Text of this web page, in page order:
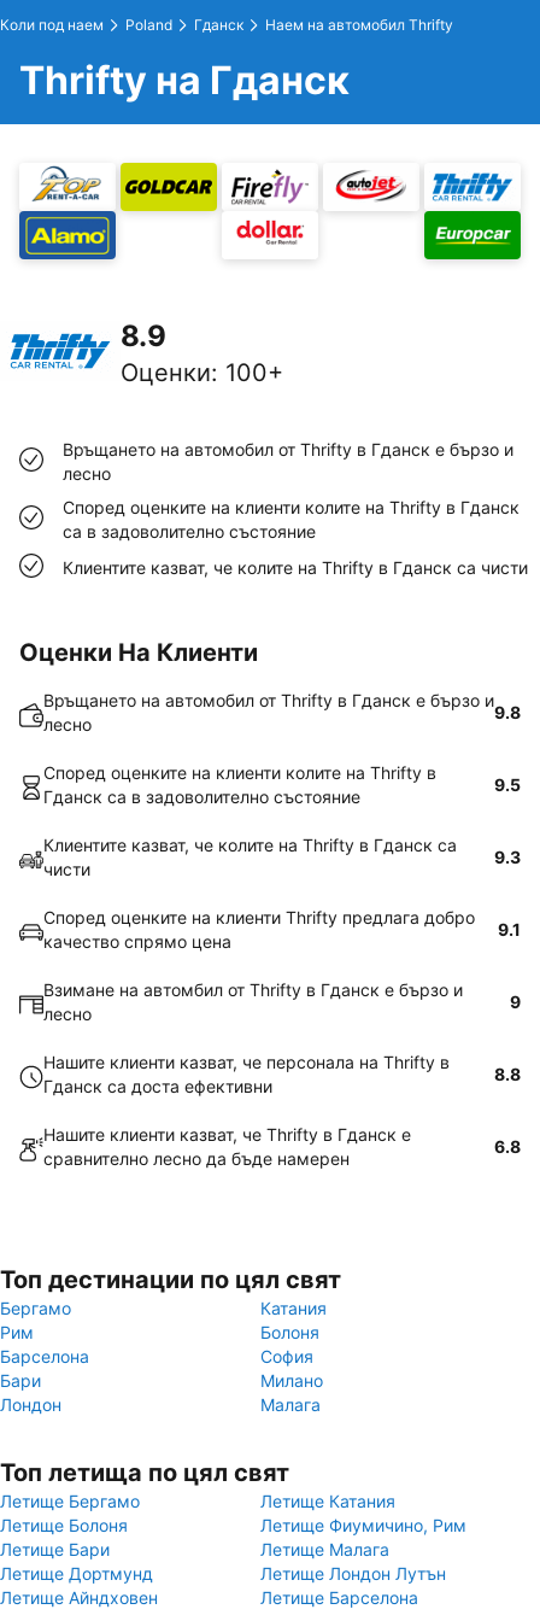
Коли под наем Poland Гданск Наем на автомобил Thrifty
Thrifty на Гданск
8.9
Оценки: 100+
Връщането на автомобил от Thrifty в Гданск е бързо и
лесно
Според оценките на клиенти колите на Thrifty в Гданск
са в задоволително състояние
Клиентите казват, че колите на Thrifty в Гданск са чисти
Оценки На Клиенти
Връщането на автомобил от Thrifty в Гданск е бързо и
лесно
9.8
Според оценките на клиенти колите на Thrifty в
Гданск са в задоволително състояние
9.5
Клиентите казват, че колите на Thrifty в Гданск са
чисти
9.3
Според оценките на клиенти Thrifty предлага добро
качество спрямо цена
9.1
Взимане на автомбил от Thrifty в Гданск е бързо и
лесно
9
Нашите клиенти казват, че персонала на Thrifty в
Гданск са доста ефективни
8.8
Нашите клиенти казват, че Thrifty в Гданск е
сравнително лесно да бъде намерен
6.8
Топ дестинации по цял свят
Бергамо
Катания
Рим
Болоня
Барселона
София
Бари
Милано
Лондон
Малага
Топ летища по цял свят
Летище Бергамо
Летище Катания
Летище Болоня
Летище Фиумичино, Рим
Летище Бари
Летище Малага
Летище Дортмунд
Летище Лондон Лутън
Летище Айндховен
Летище Барселона